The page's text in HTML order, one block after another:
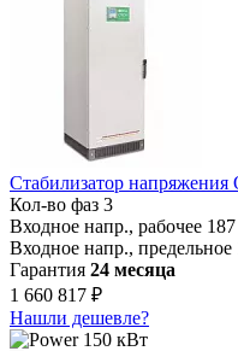
Стабилизатор напряжения
Кол-во фаз 3
Входное напр., рабочее
Входное напр., предельное
Гарантия 24 месяца
1 660 817 ₽
Нашли дешевле?
150 кВт